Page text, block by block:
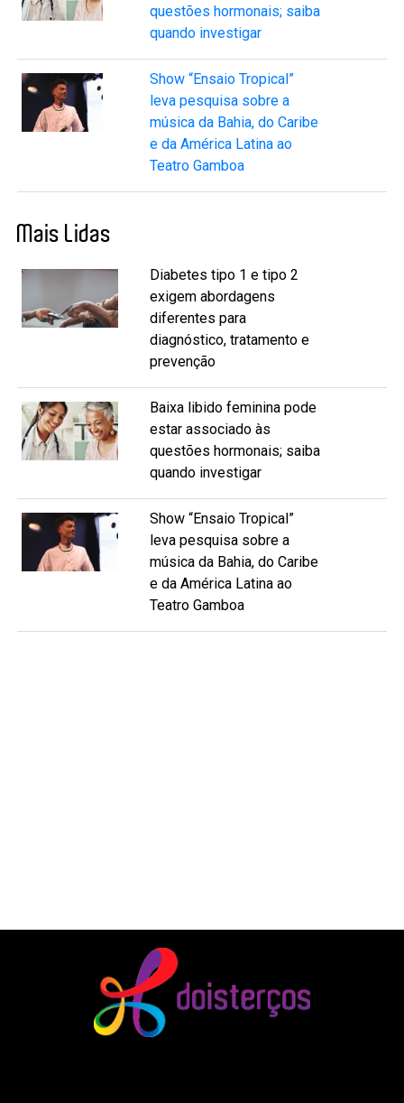
questões hormonais; saiba
quando investigar
Show “Ensaio Tropical”
leva pesquisa sobre a
música da Bahia, do Caribe
e da América Latina ao
Teatro Gamboa
Mais Lidas
Diabetes tipo 1 e tipo 2
exigem abordagens
diferentes para
diagnóstico, tratamento e
prevenção
Baixa libido feminina pode
estar associado às
questões hormonais; saiba
quando investigar
Show “Ensaio Tropical”
leva pesquisa sobre a
música da Bahia, do Caribe
e da América Latina ao
Teatro Gamboa